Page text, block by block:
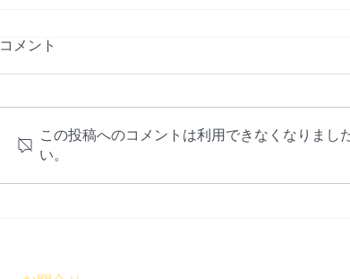
コメント
この投稿へのコメントは利用できなくなりま
い。